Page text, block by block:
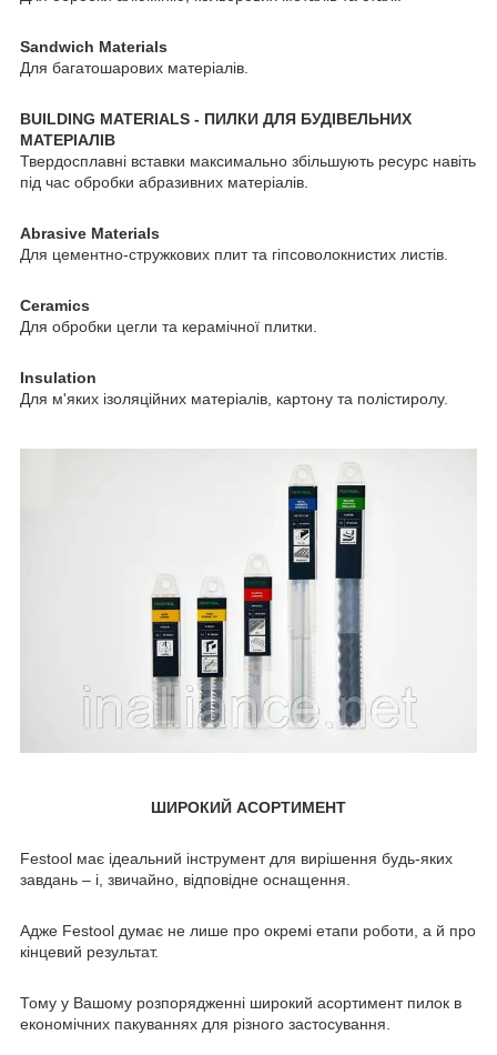
Sandwich Materials
Для багатошарових матеріалів.
BUILDING MATERIALS - ПИЛКИ ДЛЯ БУДІВЕЛЬНИХ
МАТЕРІАЛІВ
Твердосплавні вставки максимально збільшують ресурс навіть
під час обробки абразивних матеріалів.
Abrasive Materials
Для цементно-стружкових плит та гіпсоволокнистих листів.
Ceramics
Для обробки цегли та керамічної плитки.
Insulation
Для м'яких ізоляційних матеріалів, картону та полістиролу.
ШИРОКИЙ АСОРТИМЕНТ
Festool має ідеальний інструмент для вирішення будь-яких
завдань – і, звичайно, відповідне оснащення.
Адже Festool думає не лише про окремі етапи роботи, а й про
кінцевий результат.
Тому у Вашому розпорядженні широкий асортимент пилок в
економічних пакуваннях для різного застосування.